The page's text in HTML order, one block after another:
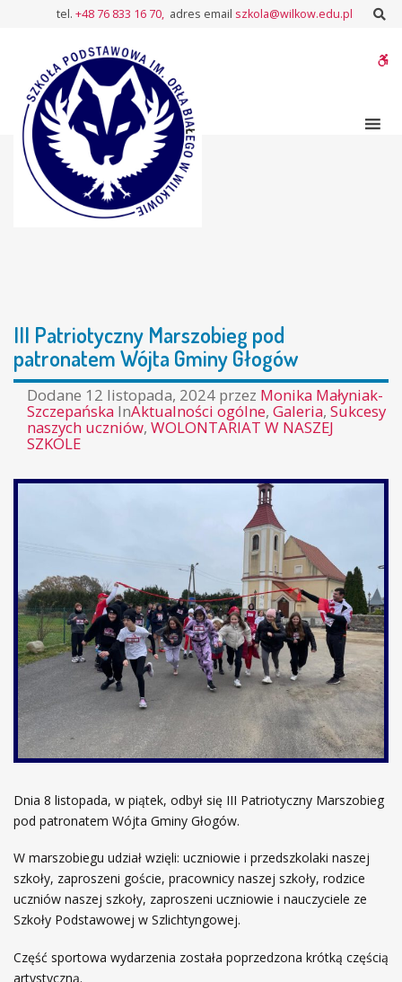
Patriotyczny
Marszobieg
patronatem
Wójta
Gminy
Głogów
tel. +48 76 833 16 70, adres email szkola@wilkow.edu.pl
III Patriotyczny Marszobieg pod
patronatem Wójta Gminy Głogów
Dodane 12 listopada, 2024 przez Monika Małyniak-
Szczepańska InAktualności ogólne, Galeria, Sukcesy
naszych uczniów, WOLONTARIAT W NASZEJ
SZKOLE
Dnia 8 listopada, w piątek, odbył się III Patriotyczny Marszobieg
pod patronatem Wójta Gminy Głogów.
W marszobiegu udział wzięli: uczniowie i przedszkolaki naszej
szkoły, zaproszeni goście, pracownicy naszej szkoły, rodzice
uczniów naszej szkoły, zaproszeni uczniowie i nauczyciele ze
Szkoły Podstawowej w Szlichtyngowej.
Część sportowa wydarzenia została poprzedzona krótką częścią
artystyczną.